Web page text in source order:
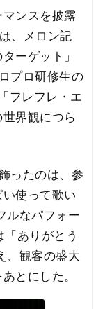
ンスを披露
、メロン記
ーゲット」
プロ研修生の
フレフレ・エ
界観につら
ったのは、参
使って歌い
ルなパフォー
ありがとう
、観客の盛大
とにした。